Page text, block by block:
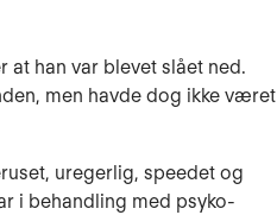
at han var blevet slået ned.
men havde dog ikke været
uregerlig, speedet og
i behandling med psyko­